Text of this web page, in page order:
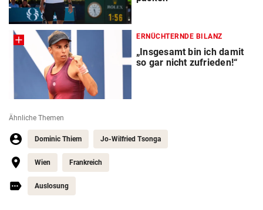
ERNÜCHTERNDE BILANZ
„Insgesamt bin ich damit
so gar nicht zufrieden!“
Ähnliche Themen
Dominic Thiem Jo-Wilfried Tsonga
Wien Frankreich
Auslosung